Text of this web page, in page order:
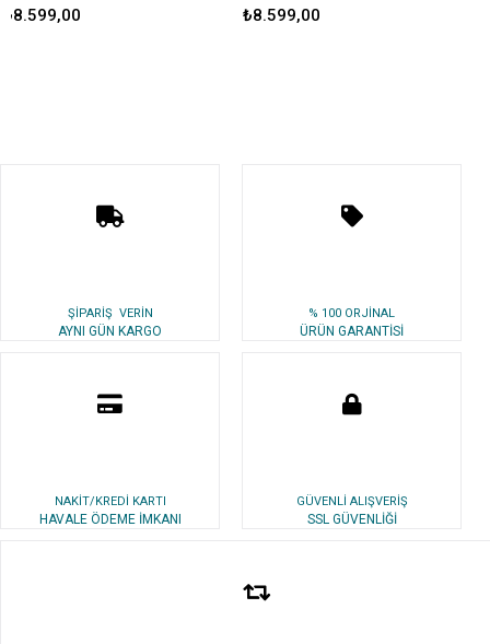
₺8.599,00
ŞİPARİŞ VERİN
AYNI GÜN KARGO
% 100 ORJİNAL
ÜRÜN GARANTİSİ
NAKİT/KREDİ KARTI
HAVALE ÖDEME İMKANI
GÜVENLİ ALIŞVERİŞ
SSL GÜVENLİĞİ